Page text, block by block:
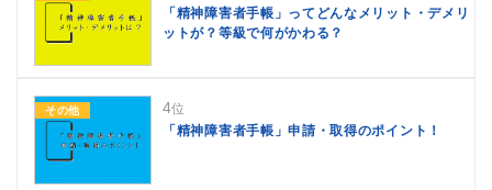
「精神障害者手帳」ってどんなメリット・デメリ
ットが？等級で何がかわる？
その他 4位
「精神障害者手帳」申請・取得のポイント！